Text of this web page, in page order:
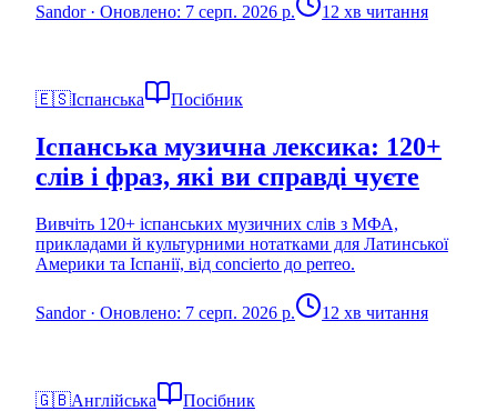
Sandor· Оновлено: 7 серп. 2026 р. 12 хв читання
🇪🇸Іспанська Посібник
Іспанська музична лексика: 120+
слів і фраз, які ви справді чуєте
Вивчіть 120+ іспанських музичних слів з МФА,
прикладами й культурними нотатками для Латинської
Америки та Іспанії, від concierto до perreo.
Sandor· Оновлено: 7 серп. 2026 р. 12 хв читання
🇬🇧Англійська Посібник